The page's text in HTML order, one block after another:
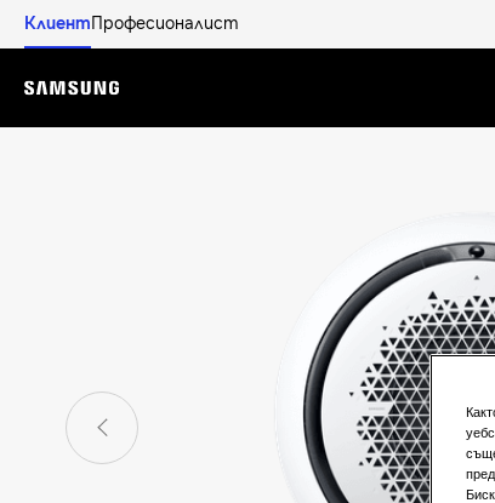
КлиентПрофесионалист
Menu